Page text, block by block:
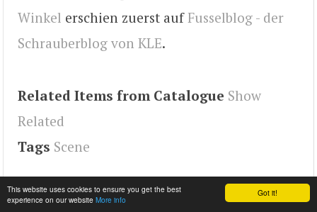
Got it!
This website uses cookies to ensure you get the best
experience on our website More info
Winkel erschien zuerst auf Fusselblog - der
Schrauberblog von KLE.
Related Items from Catalogue Show
Related
Tags Scene